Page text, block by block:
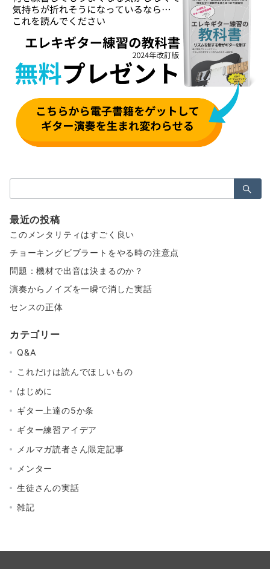
索：
最近の投稿
このメンタリティはすごく良い
チョーキングビブラートをやる時の注意点
問題：機材で出音は決まるのか？
演奏からノイズを一瞬で消した実話
センスの正体
カテゴリー
Q&A
これだけは読んでほしいもの
はじめに
ギター上達の5か条
ギター練習アイデア
メルマガ読者さん限定記事
メンター
生徒さんの実話
雑記